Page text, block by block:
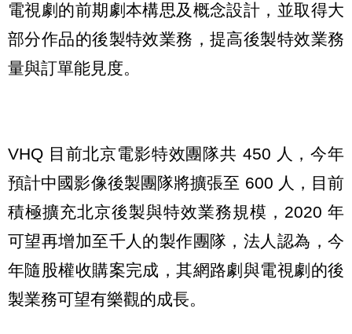
電視劇的前期劇本構思及概念設計，並取得大
部分作品的後製特效業務，提高後製特效業務
量與訂單能見度。
VHQ 目前北京電影特效團隊共 450 人，今年
預計中國影像後製團隊將擴張至 600 人，目前
積極擴充北京後製與特效業務規模，2020 年
可望再增加至千人的製作團隊，法人認為，今
年隨股權收購案完成，其網路劇與電視劇的後
製業務可望有樂觀的成長。